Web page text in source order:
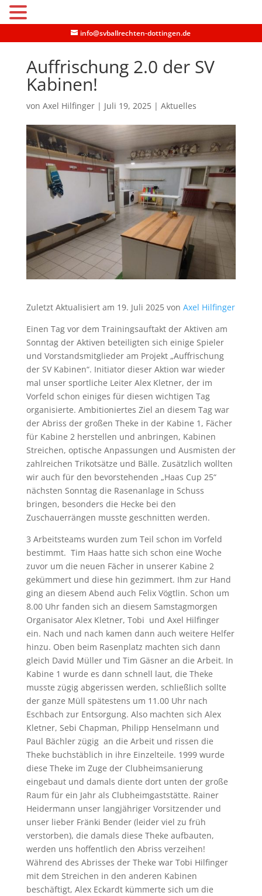
info@svballrechten-dottingen.de
Auffrischung 2.0 der SV
Kabinen!
von Axel Hilfinger| Juli 19, 2025| Aktuelles
Zuletzt Aktualisiert am 19. Juli 2025 von Axel Hilfinger
Einen Tag vor dem Trainingsauftakt der Aktiven am
Sonntag der Aktiven beteiligten sich einige Spieler
und Vorstandsmitglieder am Projekt „Auffrischung
der SV Kabinen“. Initiator dieser Aktion war wieder
mal unser sportliche Leiter Alex Kletner, der im
Vorfeld schon einiges für diesen wichtigen Tag
organisierte. Ambitioniertes Ziel an diesem Tag war
der Abriss der großen Theke in der Kabine 1, Fächer
für Kabine 2 herstellen und anbringen, Kabinen
Streichen, optische Anpassungen und Ausmisten der
zahlreichen Trikotsätze und Bälle. Zusätzlich wollten
wir auch für den bevorstehenden „Haas Cup 25“
nächsten Sonntag die Rasenanlage in Schuss
bringen, besonders die Hecke bei den
Zuschauerrängen musste geschnitten werden.
3 Arbeitsteams wurden zum Teil schon im Vorfeld
bestimmt. Tim Haas hatte sich schon eine Woche
zuvor um die neuen Fächer in unserer Kabine 2
gekümmert und diese hin gezimmert. Ihm zur Hand
ging an diesem Abend auch Felix Vögtlin. Schon um
8.00 Uhr fanden sich an diesem Samstagmorgen
Organisator Alex Kletner, Tobi und Axel Hilfinger
ein. Nach und nach kamen dann auch weitere Helfer
hinzu. Oben beim Rasenplatz machten sich dann
gleich David Müller und Tim Gäsner an die Arbeit. In
Kabine 1 wurde es dann schnell laut, die Theke
musste zügig abgerissen werden, schließlich sollte
der ganze Müll spätestens um 11.00 Uhr nach
Eschbach zur Entsorgung. Also machten sich Alex
Kletner, Sebi Chapman, Philipp Henselmann und
Paul Bächler zügig an die Arbeit und rissen die
Theke buchstäblich in ihre Einzelteile. 1999 wurde
diese Theke im Zuge der Clubheimsanierung
eingebaut und damals diente dort unten der große
Raum für ein Jahr als Clubheimgaststätte. Rainer
Heidermann unser langjähriger Vorsitzender und
unser lieber Fränki Bender (leider viel zu früh
verstorben), die damals diese Theke aufbauten,
werden uns hoffentlich den Abriss verzeihen!
Während des Abrisses der Theke war Tobi Hilfinger
mit dem Streichen in den anderen Kabinen
beschäftigt, Alex Eckardt kümmerte sich um die